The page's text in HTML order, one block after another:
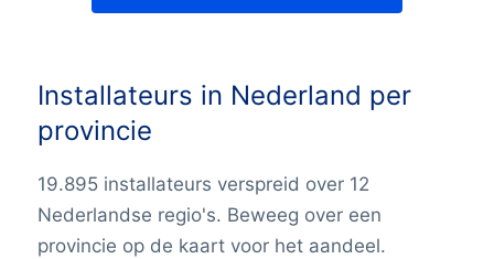
Installateurs in Nederland per
provincie
19.895 installateurs verspreid over 12
Nederlandse regio's. Beweeg over een
provincie op de kaart voor het aandeel.